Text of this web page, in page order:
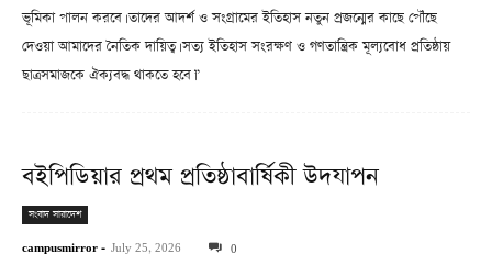
ভূমিকা পালন করবে। তাদের আদর্শ ও সংগ্রামের ইতিহাস নতুন প্রজন্মের কাছে পৌঁছে
দেওয়া আমাদের নৈতিক দায়িত্ব। সত্য ইতিহাস সংরক্ষণ ও গণতান্ত্রিক মূল্যবোধ প্রতিষ্ঠায়
ছাত্রসমাজকে ঐক্যবদ্ধ থাকতে হবে।”
বইপিডিয়ার প্রথম প্রতিষ্ঠাবার্ষিকী উদযাপন
সংবাদ সারাদেশ
campusmirror - July 25, 2026 0